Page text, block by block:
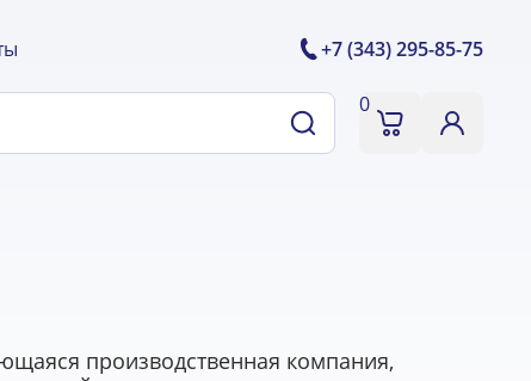
+7 (343) 295-85-75
0
производственная компания,